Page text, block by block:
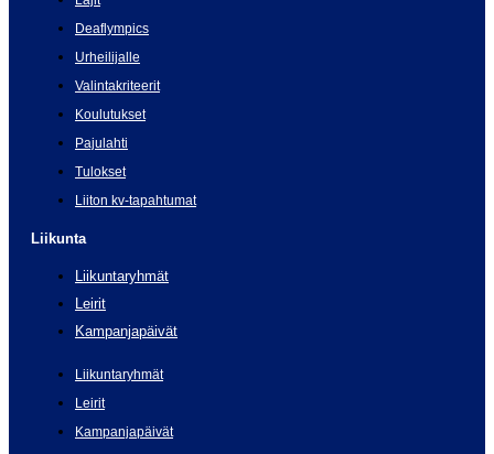
Deaflympics
Urheilijalle
Valintakriteerit
Koulutukset
Pajulahti
Tulokset
Liiton kv-tapahtumat
Liikunta
Liikuntaryhmät
Leirit
Kampanjapäivät
Liikuntaryhmät
Leirit
Kampanjapäivät